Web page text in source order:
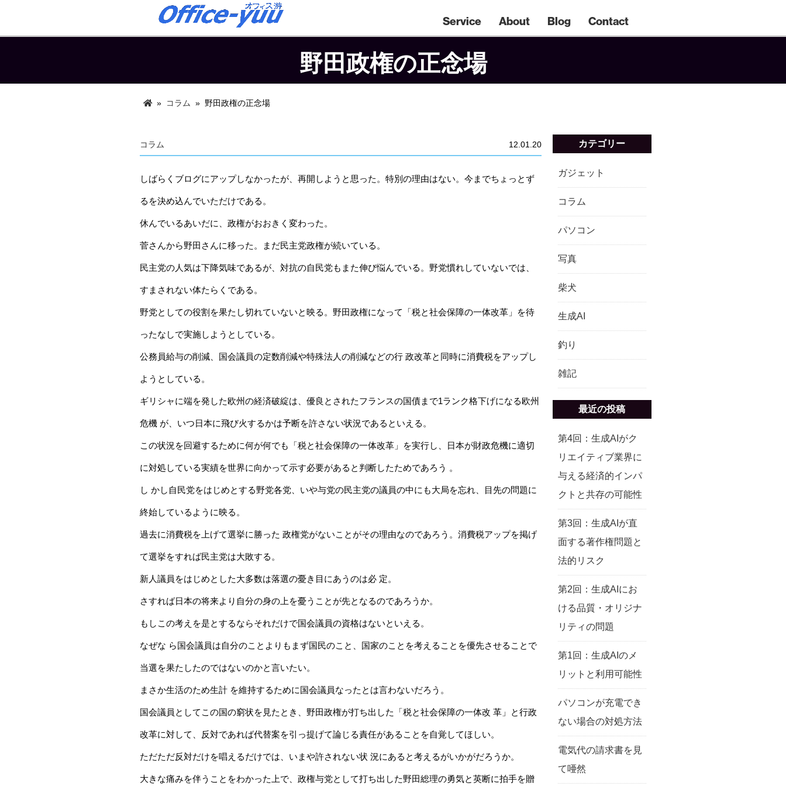
Service About Blog Contact
野田政権の正念場
» コラム »野田政権の正念場
コラム 12.01.20
しばらくブログにアップしなかったが、再開しようと思った。特別の理由はない。今までちょっとず
るを決め込んでいただけである。
休んでいるあいだに、政権がおおきく変わった。
菅さんから野田さんに移った。まだ民主党政権が続いている。
民主党の人気は下降気味であるが、対抗の自民党もまた伸び悩んでいる。野党慣れしていないでは、
すまされない体たらくである。
野党としての役割を果たし切れていないと映る。野田政権になって「税と社会保障の一体改革」を待
ったなしで実施しようとしている。
公務員給与の削減、国会議員の定数削減や特殊法人の削減などの行 政改革と同時に消費税をアップし
ようとしている。
ギリシャに端を発した欧州の経済破綻は、優良とされたフランスの国債まで1ランク格下げになる欧州
危機 が、いつ日本に飛び火するかは予断を許さない状況であるといえる。
この状況を回避するために何が何でも「税と社会保障の一体改革」を実行し、日本が財政危機に適切
に対処している実績を世界に向かって示す必要があると判断したためであろう 。
し かし自民党をはじめとする野党各党、いや与党の民主党の議員の中にも大局を忘れ、目先の問題に
終始しているように映る。
過去に消費税を上げて選挙に勝った 政権党がないことがその理由なのであろう。消費税アップを掲げ
て選挙をすれば民主党は大敗する。
新人議員をはじめとした大多数は落選の憂き目にあうのは必 定。
さすれば日本の将来より自分の身の上を憂うことが先となるのであろうか。
もしこの考えを是とするならそれだけで国会議員の資格はないといえる。
なぜな ら国会議員は自分のことよりもまず国民のこと、国家のことを考えることを優先させることで
当選を果たしたのではないのかと言いたい。
まさか生活のため生計 を維持するために国会議員なったとは言わないだろう。
国会議員としてこの国の窮状を見たとき、野田政権が打ち出した「税と社会保障の一体改 革」と行政
改革に対して、反対であれば代替案を引っ提げて論じる責任があることを自覚してほしい。
ただただ反対だけを唱えるだけでは、いまや許されない状 況にあると考えるがいかがだろうか。
大きな痛みを伴うことをわかった上で、政権与党として打ち出した野田総理の勇気と英断に拍手を贈
カテゴリー
ガジェット
コラム
パソコン
写真
柴犬
生成AI
釣り
雑記
最近の投稿
第4回：生成AIがク
リエイティブ業界に
与える経済的インパ
クトと共存の可能性
第3回：生成AIが直
面する著作権問題と
法的リスク
第2回：生成AIにお
ける品質・オリジナ
リティの問題
第1回：生成AIのメ
リットと利用可能性
パソコンが充電でき
ない場合の対処方法
電気代の請求書を見
て唖然